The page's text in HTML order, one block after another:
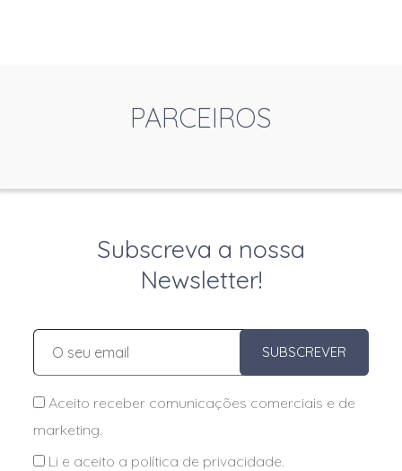
PARCEIROS
Subscreva a nossa
Newsletter!
SUBSCREVER
Aceito receber comunicações comerciais e de
marketing.
Li e aceito a política de privacidade.